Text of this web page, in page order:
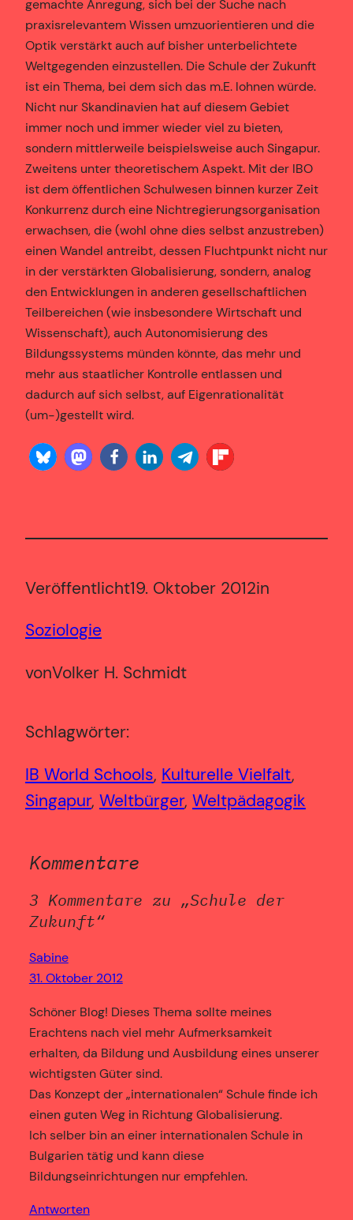
gemachte Anregung, sich bei der Suche nach
praxisrelevantem Wissen umzuorientieren und die
Optik verstärkt auch auf bisher unterbelichtete
Weltgegenden einzustellen. Die Schule der Zukunft
ist ein Thema, bei dem sich das m.E. lohnen würde.
Nicht nur Skandinavien hat auf diesem Gebiet
immer noch und immer wieder viel zu bieten,
sondern mittlerweile beispielsweise auch Singapur.
Zweitens unter theoretischem Aspekt. Mit der IBO
ist dem öffentlichen Schulwesen binnen kurzer Zeit
Konkurrenz durch eine Nichtregierungsorganisation
erwachsen, die (wohl ohne dies selbst anzustreben)
einen Wandel antreibt, dessen Fluchtpunkt nicht nur
in der verstärkten Globalisierung, sondern, analog
den Entwicklungen in anderen gesellschaftlichen
Teilbereichen (wie insbesondere Wirtschaft und
Wissenschaft), auch Autonomisierung des
Bildungssystems münden könnte, das mehr und
mehr aus staatlicher Kontrolle entlassen und
dadurch auf sich selbst, auf Eigenrationalität
(um-)gestellt wird.
Veröffentlicht19. Oktober 2012in
Soziologie
vonVolker H. Schmidt
Schlagwörter:
IB World Schools, Kulturelle Vielfalt
Singapur, Weltbürger, Weltpädagogik
Kommentare
3 Kommentare zu „Schule der
Zukunft“
Sabine
31. Oktober 2012
Schöner Blog! Dieses Thema sollte meines
Erachtens nach viel mehr Aufmerksamkeit
erhalten, da Bildung und Ausbildung eines unserer
wichtigsten Güter sind.
Das Konzept der „internationalen“ Schule finde ich
einen guten Weg in Richtung Globalisierung.
Ich selber bin an einer internationalen Schule in
Bulgarien tätig und kann diese
Bildungseinrichtungen nur empfehlen.
Antworten